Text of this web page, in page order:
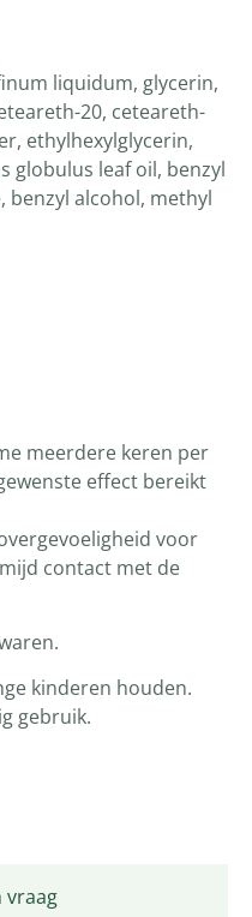
vraag
liquidum, glycerin,
20, ceteareth-
ethylhexylglycerin,
globulus leaf oil, benzyl
alcohol, methyl
meerdere keren per
effect bereikt
voor
contact met de
kinderen houden.
gebruik.